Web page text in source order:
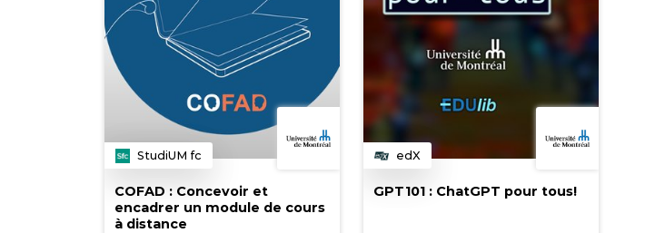
COFAD : Concevoir et
encadrer un module de cours
à distance
Catégorie
StudiUM fc
GPT101 : ChatGPT pour tous!
Catégorie
edX